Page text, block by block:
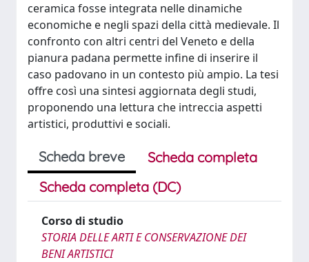
ceramica fosse integrata nelle dinamiche
economiche e negli spazi della città medievale. Il
confronto con altri centri del Veneto e della
pianura padana permette infine di inserire il
caso padovano in un contesto più ampio. La tesi
offre così una sintesi aggiornata degli studi,
proponendo una lettura che intreccia aspetti
artistici, produttivi e sociali.
Scheda breve
Scheda completa
Scheda completa (DC)
Corso di studio
STORIA DELLE ARTI E CONSERVAZIONE DEI
BENI ARTISTICI